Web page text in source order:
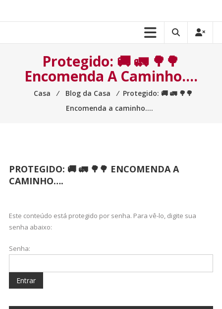
Protegido: 🚚 🚛 🌳🌳
Encomenda A Caminho….
Casa ⁄ Blog da Casa ⁄ Protegido: 🚚 🚛 🌳🌳
Encomenda a caminho….
PROTEGIDO: 🚚 🚛 🌳🌳 ENCOMENDA A
CAMINHO….
Este conteúdo está protegido por senha. Para vê-lo, digite sua
senha abaixo:
Senha: